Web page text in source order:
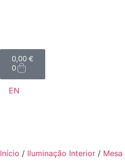
0,00 €
0
EN
Início / Iluminação Interior / Mesa